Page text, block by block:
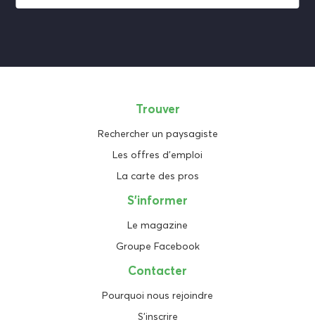
Trouver
Rechercher un paysagiste
Les offres d'emploi
La carte des pros
S'informer
Le magazine
Groupe Facebook
Contacter
Pourquoi nous rejoindre
S'inscrire